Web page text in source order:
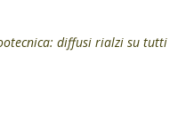
diffusi rialzi su tutti